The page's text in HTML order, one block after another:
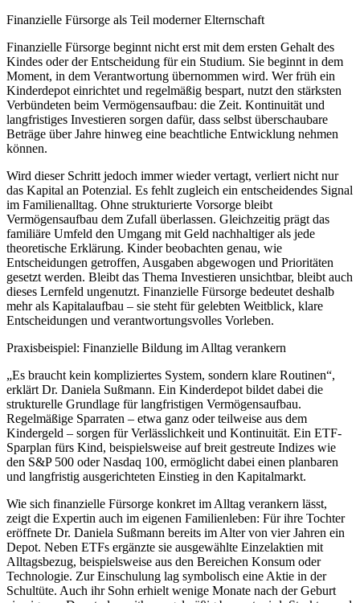
Finanzielle Fürsorge als Teil moderner Elternschaft
Finanzielle Fürsorge beginnt nicht erst mit dem ersten Gehalt des
Kindes oder der Entscheidung für ein Studium. Sie beginnt in dem
Moment, in dem Verantwortung übernommen wird. Wer früh ein
Kinderdepot einrichtet und regelmäßig bespart, nutzt den stärksten
Verbündeten beim Vermögensaufbau: die Zeit. Kontinuität und
langfristiges Investieren sorgen dafür, dass selbst überschaubare
Beträge über Jahre hinweg eine beachtliche Entwicklung nehmen
können.
Wird dieser Schritt jedoch immer wieder vertagt, verliert nicht nur
das Kapital an Potenzial. Es fehlt zugleich ein entscheidendes Signal
im Familienalltag. Ohne strukturierte Vorsorge bleibt
Vermögensaufbau dem Zufall überlassen. Gleichzeitig prägt das
familiäre Umfeld den Umgang mit Geld nachhaltiger als jede
theoretische Erklärung. Kinder beobachten genau, wie
Entscheidungen getroffen, Ausgaben abgewogen und Prioritäten
gesetzt werden. Bleibt das Thema Investieren unsichtbar, bleibt auch
dieses Lernfeld ungenutzt. Finanzielle Fürsorge bedeutet deshalb
mehr als Kapitalaufbau – sie steht für gelebten Weitblick, klare
Entscheidungen und verantwortungsvolles Vorleben.
Praxisbeispiel: Finanzielle Bildung im Alltag verankern
„Es braucht kein kompliziertes System, sondern klare Routinen“,
erklärt Dr. Daniela Sußmann. Ein Kinderdepot bildet dabei die
strukturelle Grundlage für langfristigen Vermögensaufbau.
Regelmäßige Sparraten – etwa ganz oder teilweise aus dem
Kindergeld – sorgen für Verlässlichkeit und Kontinuität. Ein ETF-
Sparplan fürs Kind, beispielsweise auf breit gestreute Indizes wie
den S&P 500 oder Nasdaq 100, ermöglicht dabei einen planbaren
und langfristig ausgerichteten Einstieg in den Kapitalmarkt.
Wie sich finanzielle Fürsorge konkret im Alltag verankern lässt,
zeigt die Expertin auch im eigenen Familienleben: Für ihre Tochter
eröffnete Dr. Daniela Sußmann bereits im Alter von vier Jahren ein
Depot. Neben ETFs ergänzte sie ausgewählte Einzelaktien mit
Alltagsbezug, beispielsweise aus den Bereichen Konsum oder
Technologie. Zur Einschulung lag symbolisch eine Aktie in der
Schultüte. Auch ihr Sohn erhielt wenige Monate nach der Geburt